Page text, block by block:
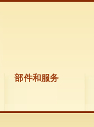
部件和服务